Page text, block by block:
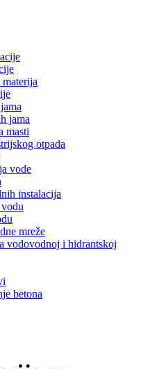
jama
masti
otpada
vode
instalacija
mreže
vodovodnoj i hidrantskoj
betona